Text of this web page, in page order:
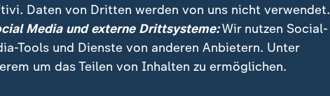
Deutschland - Impressionen
hat durchaus ihre charmanten Seiten - wie hier am Ufer der
Altstadt.
Daten von Dritten werden von uns nicht verwendet.
Media und externe Drittsysteme:Wir nutzen Social-
Tools und Dienste von anderen Anbietern. Unter
um das Teilen von Inhalten zu ermöglichen.